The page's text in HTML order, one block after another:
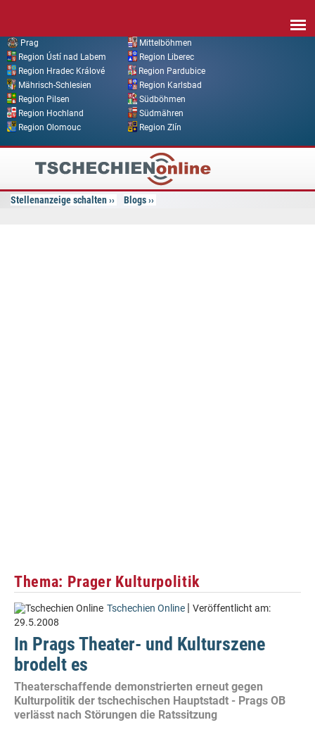
Prag
Mittelböhmen
Region Ústí nad Labem
Region Liberec
Region Hradec Králové
Region Pardubice
Mährisch-Schlesien
Region Karlsbad
Region Pilsen
Südböhmen
Region Hochland
Südmähren
Region Olomouc
Region Zlín
Tschechien
Online
Stellenanzeige schalten Blogs
Thema: Prager Kulturpolitik
Tschechien Online | Veröffentlicht am:
29.5.2008
In Prags Theater- und Kulturszene
brodelt es
Theaterschaffende demonstrierten erneut gegen
Kulturpolitik der tschechischen Hauptstadt - Prags OB
verlässt nach Störungen die Ratssitzung